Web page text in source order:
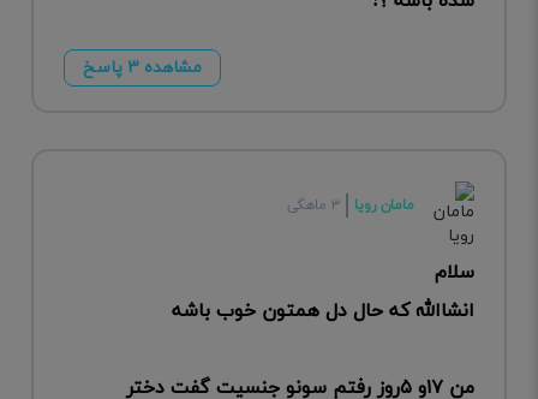
مشاهده ۳ پاسخ
مامان رویا ۳ ماهگی
سلام
انشاالله که حال دل همتون خوب باشه
من ۱۷و ۵روز رفتم سونو جنسیت گفت دختر